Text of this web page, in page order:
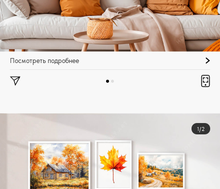
Посмотреть подробнее
1/2